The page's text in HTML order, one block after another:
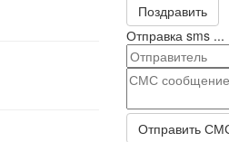
Поздравить
Отправка sms ...
Отправить